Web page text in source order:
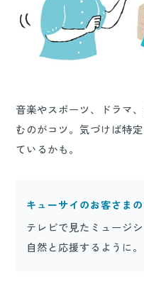
音楽やスポーツ、ドラマ
むのがコツ。気づけば特
ているかも。
キューサイのお客さま
テレビで見たミュージ
自然と応援するように。